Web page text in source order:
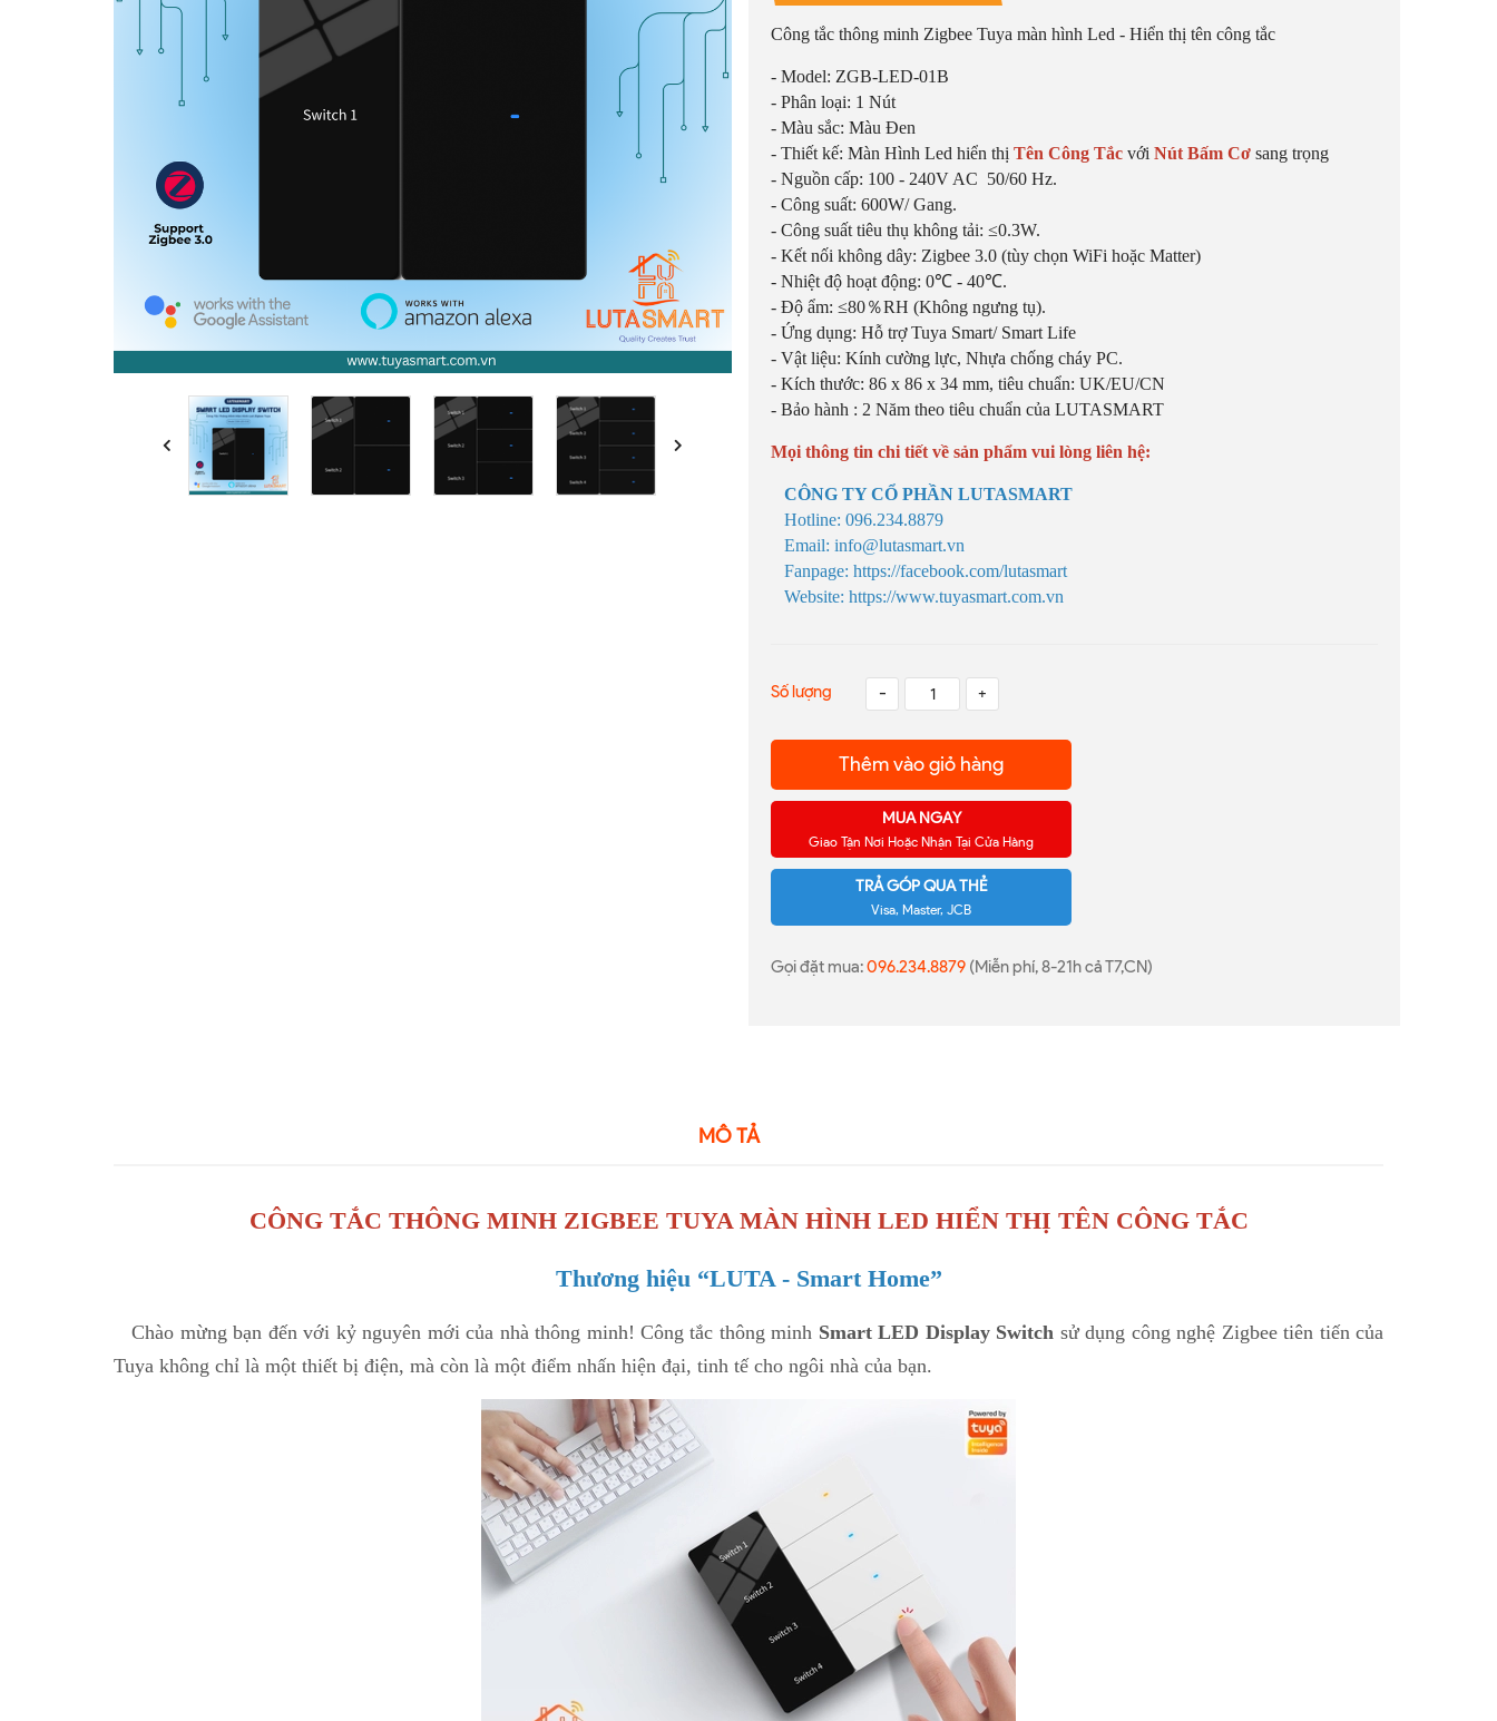
Công tắc thông minh Zigbee Tuya màn hình Led - Hiển thị tên công tắc
- Model: ZGB-LED-01B
- Phân loại: 1 Nút
- Màu sắc: Màu Đen
- Thiết kế: Màn Hình Led hiển thị Tên Công Tắc với Nút Bấm Cơ sang trọng
- Nguồn cấp: 100 - 240V AC 50/60 Hz.
- Công suất: 600W/ Gang.
- Công suất tiêu thụ không tải: ≤0.3W.
- Kết nối không dây: Zigbee 3.0 (tùy chọn WiFi hoặc Matter)
- Nhiệt độ hoạt động: 0℃ - 40℃.
- Độ ẩm: ≤80％RH (Không ngưng tụ).
- Ứng dụng: Hỗ trợ Tuya Smart/ Smart Life
- Vật liệu: Kính cường lực, Nhựa chống cháy PC.
- Kích thước: 86 x 86 x 34 mm, tiêu chuẩn: UK/EU/CN
- Bảo hành : 2 Năm theo tiêu chuẩn của LUTASMART
Mọi thông tin chi tiết về sản phẩm vui lòng liên hệ:
CÔNG TY CỔ PHẦN LUTASMART
Hotline: 096.234.8879
Email: info@lutasmart.vn
Fanpage: https://facebook.com/lutasmart
Website: https://www.tuyasmart.com.vn
Số lượng - +
Thêm vào giỏ hàng
MUA NGAY
Giao Tận Nơi Hoặc Nhận Tại Cửa Hàng
TRẢ GÓP QUA THẺ
Visa, Master, JCB
Gọi đặt mua:096.234.8879 (Miễn phí, 8-21h cả T7,CN)
MÔ TẢ
CÔNG TẮC THÔNG MINH ZIGBEE TUYA MÀN HÌNH LED HIỂN THỊ TÊN CÔNG TẮC
Thương hiệu“LUTA -Smart Home”
Chào mừng bạn đến với kỷ nguyên mới của nhà thông minh! Công tắc thông minh Smart LED Display Switch sử dụng công nghệ Zigbee tiên tiến của
Tuya không chỉ là một thiết bị điện, mà còn là một điểm nhấn hiện đại, tinh tế cho ngôi nhà của bạn.